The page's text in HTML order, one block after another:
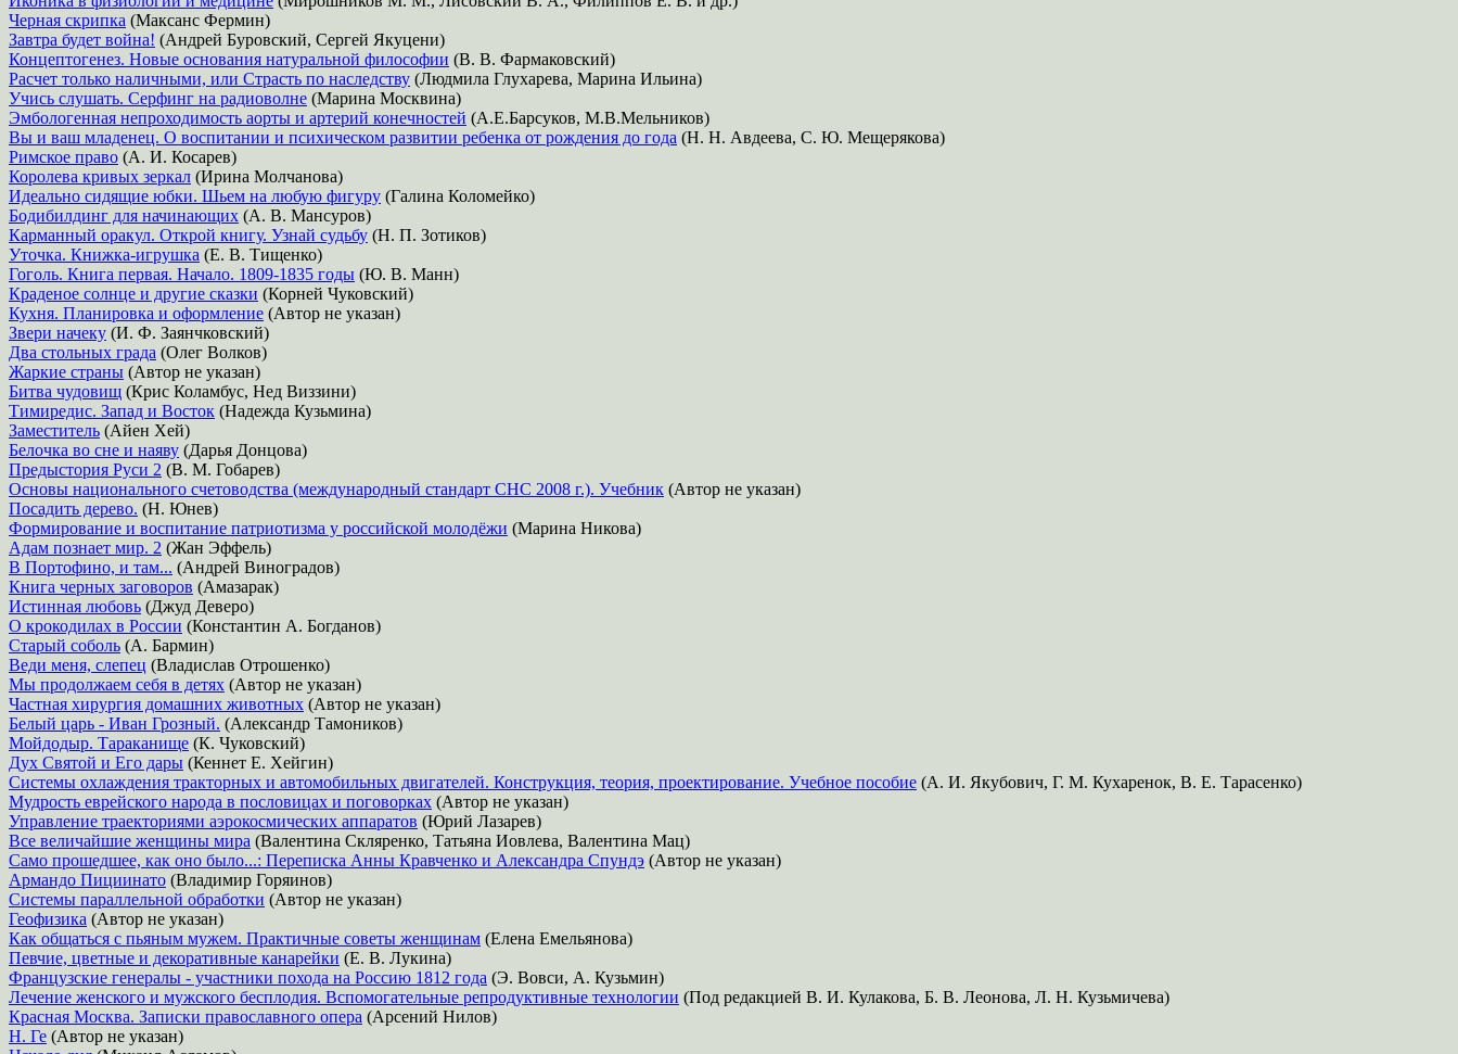
Черная скрипка (Максанс Фермин)
Завтра будет война! (Андрей Буровский, Сергей Якуцени)
Концептогенез. Новые основания натуральной философии (В. В. Фармаковский)
Расчет только наличными, или Страсть по наследству (Людмила Глухарева, Марина Ильина)
Учись слушать. Серфинг на радиоволне (Марина Москвина)
Эмбологенная непроходимость аорты и артерий конечностей (А.Е.Барсуков, М.В.Мельников)
Вы и ваш младенец. О воспитании и психическом развитии ребенка от рождения до года (Н. Н. Авдеева, С. Ю. Мещерякова)
Римское право (А. И. Косарев)
Королева кривых зеркал (Ирина Молчанова)
Идеально сидящие юбки. Шьем на любую фигуру (Галина Коломейко)
Бодибилдинг для начинающих (А. В. Мансуров)
Карманный оракул. Открой книгу. Узнай судьбу (Н. П. Зотиков)
Уточка. Книжка-игрушка (Е. В. Тищенко)
Гоголь. Книга первая. Начало. 1809-1835 годы (Ю. В. Манн)
Краденое солнце и другие сказки (Корней Чуковский)
Кухня. Планировка и оформление (Автор не указан)
Звери начеку (И. Ф. Заянчковский)
Два стольных града (Олег Волков)
Жаркие страны (Автор не указан)
Битва чудовищ (Крис Коламбус, Нед Виззини)
Тимиредис. Запад и Восток (Надежда Кузьмина)
Заместитель (Айен Хей)
Белочка во сне и наяву (Дарья Донцова)
Предыстория Руси 2 (В. М. Гобарев)
Основы национального счетоводства (международный стандарт СНС 2008 г.). Учебник (Автор не указан)
Посадить дерево. (Н. Юнев)
Формирование и воспитание патриотизма у российской молодёжи (Марина Никова)
Адам познает мир. 2 (Жан Эффель)
В Портофино, и там... (Андрей Виноградов)
Книга черных заговоров (Амазарак)
Истинная любовь (Джуд Деверо)
О крокодилах в России (Константин А. Богданов)
Старый соболь (А. Бармин)
Веди меня, слепец (Владислав Отрошенко)
Мы продолжаем себя в детях (Автор не указан)
Частная хирургия домашних животных (Автор не указан)
Белый царь - Иван Грозный. (Александр Тамоников)
Мойдодыр. Тараканище (К. Чуковский)
Дух Святой и Его дары (Кеннет Е. Хейгин)
Системы охлаждения тракторных и автомобильных двигателей. Конструкция, теория, проектирование. Учебное пособие (А. И. Якубович, Г. М. Кухаренок, В. Е. Тарасенко)
Мудрость еврейского народа в пословицах и поговорках (Автор не указан)
Управление траекториями аэрокосмических аппаратов (Юрий Лазарев)
Все величайшие женщины мира (Валентина Скляренко, Татьяна Иовлева, Валентина Мац)
Само прошедшее, как оно было...: Переписка Анны Кравченко и Александра Спундэ (Автор не указан)
Армандо Пициинато (Владимир Горяинов)
Системы параллельной обработки (Автор не указан)
Геофизика (Автор не указан)
Как общаться с пьяным мужем. Практичные советы женщинам (Елена Емельянова)
Певчие, цветные и декоративные канарейки (Е. В. Лукина)
Французские генералы - участники похода на Россию 1812 года (Э. Вовси, А. Кузьмин)
Лечение женского и мужского бесплодия. Вспомогательные репродуктивные технологии (Под редакцией В. И. Кулакова, Б. В. Леонова, Л. Н. Кузьмичева)
Красная Москва. Записки православного опера (Арсений Нилов)
Н. Ге (Автор не указан)